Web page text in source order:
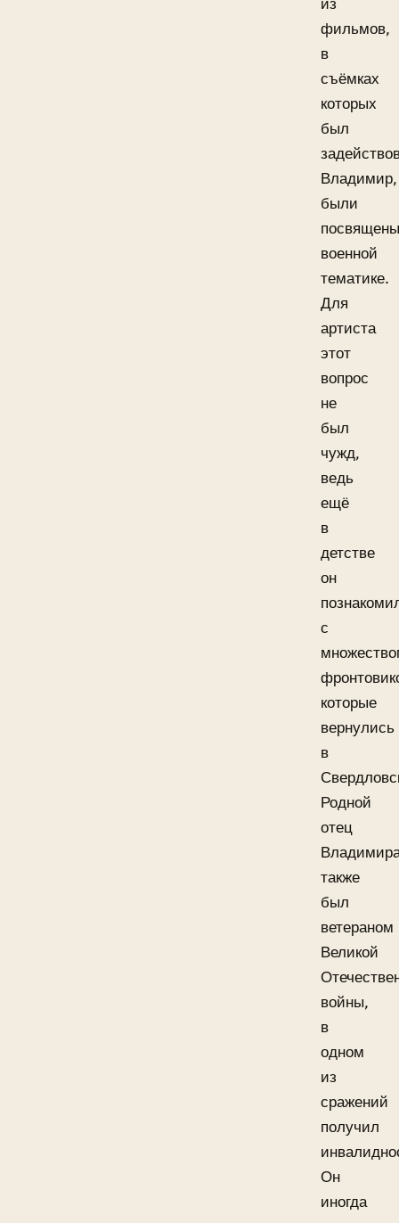
из
фильмов,
в
съёмках
которых
был
Владимир,
были
посвящены
военной
тематике.
Для
артиста
этот
вопрос
не
был
чужд,
ведь
ещё
в
детстве
он
с
которые
вернулись
в
Родной
отец
также
был
ветераном
Великой
войны,
в
одном
из
сражений
получил
Он
иногда